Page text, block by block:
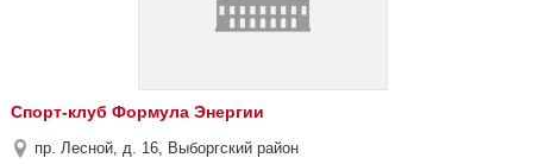
Спорт-клуб Формула Энергии
пр. Лесной, д. 16, Выборгский район